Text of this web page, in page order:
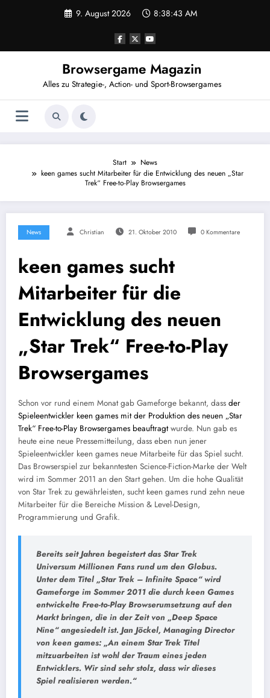
9. August 2026 8:38:43 AM
Browsergame Magazin
Alles zu Strategie-, Action- und Sport-Browsergames
Start
News
keen games sucht Mitarbeiter für die Entwicklung des neuen „Star
Trek“ Free-to-Play Browsergames
News Christian 21. Oktober 2010 0 Kommentare
keen games sucht
Mitarbeiter für die
Entwicklung des neuen
„Star Trek“ Free-to-Play
Browsergames
Schon vor rund einem Monat gab Gameforge bekannt, dass der
Spieleentwickler keen games mit der Produktion des neuen „Star
Trek“ Free-to-Play Browsergames beauftragtwurde. Nun gab es
heute eine neue Pressemitteilung, dass eben nun jener
Spieleentwickler keen games neue Mitarbeite für das Spiel sucht.
Das Browserspiel zur bekanntesten Science-Fiction-Marke der Welt
wird im Sommer 2011 an den Start gehen. Um die hohe Qualität
von Star Trek zu gewährleisten, sucht keen games rund zehn neue
Mitarbeiter für die Bereiche Mission & Level-Design,
Programmierung und Grafik.
Bereits seit Jahren begeistert das Star Trek
Universum Millionen Fans rund um den Globus.
Unter dem Titel „Star Trek – Infinite Space“ wird
Gameforge im Sommer 2011 die durch keen Games
entwickelte Free-to-Play Browserumsetzung auf den
Markt bringen, die in der Zeit von „Deep Space
Nine“ angesiedelt ist. Jan Jöckel, Managing Director
von keen games: „An einem Star Trek Titel
mitzuarbeiten ist wohl der Traum eines jeden
Entwicklers. Wir sind sehr stolz, dass wir dieses
Spiel realisieren werden.“